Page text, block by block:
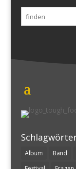
Suchen
nach:
Album Band